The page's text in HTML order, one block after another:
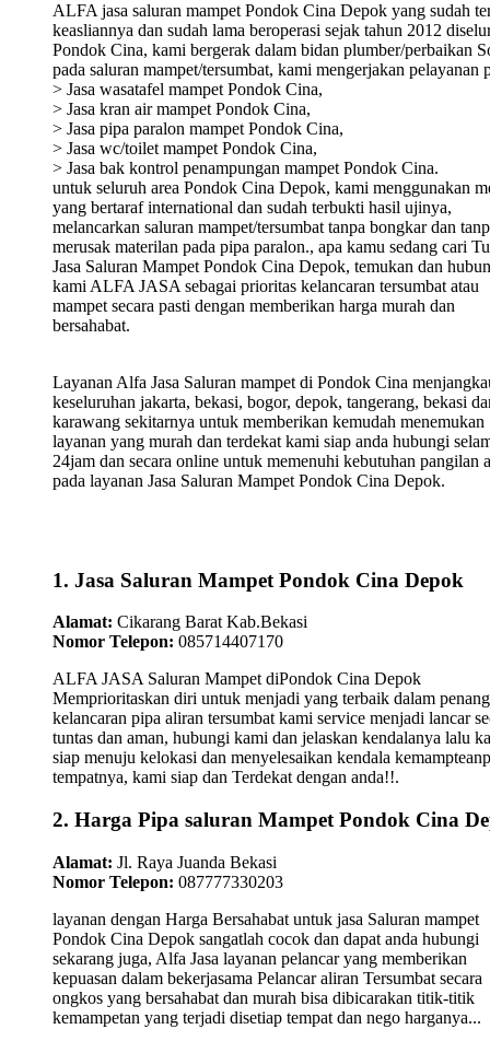
ALFA jasa saluran mampet Pondok Cina Depok yang sudah
keasliannya dan sudah lama beroperasi sejak tahun 2012
Pondok Cina, kami bergerak dalam bidan plumber/perbaikan
pada saluran mampet/tersumbat, kami mengerjakan pelayanan
> Jasa wasatafel mampet Pondok Cina,
> Jasa kran air mampet Pondok Cina,
> Jasa pipa paralon mampet Pondok Cina,
> Jasa wc/toilet mampet Pondok Cina,
> Jasa bak kontrol penampungan mampet Pondok Cina.
untuk seluruh area Pondok Cina Depok, kami menggunakan
yang bertaraf international dan sudah terbukti hasil ujinya,
melancarkan saluran mampet/tersumbat tanpa bongkar dan
merusak materilan pada pipa paralon., apa kamu sedang cari
Jasa Saluran Mampet Pondok Cina Depok, temukan dan
kami ALFA JASA sebagai prioritas kelancaran tersumbat atau
mampet secara pasti dengan memberikan harga murah dan
bersahabat.
Layanan Alfa Jasa Saluran mampet di Pondok Cina
keseluruhan jakarta, bekasi, bogor, depok, tangerang, bekasi
karawang sekitarnya untuk memberikan kemudah menemukan
layanan yang murah dan terdekat kami siap anda hubungi
24jam dan secara online untuk memenuhi kebutuhan pangilan
pada layanan Jasa Saluran Mampet Pondok Cina Depok.
1. Jasa Saluran Mampet Pondok Cina Depok
Alamat: Cikarang Barat Kab.Bekasi
Nomor Telepon: 085714407170
ALFA JASA Saluran Mampet diPondok Cina Depok
Memprioritaskan diri untuk menjadi yang terbaik dalam
kelancaran pipa aliran tersumbat kami service menjadi lancar
tuntas dan aman, hubungi kami dan jelaskan kendalanya lalu
siap menuju kelokasi dan menyelesaikan kendala
tempatnya, kami siap dan Terdekat dengan anda!!.
2. Harga Pipa saluran Mampet Pondok Cina
Alamat: Jl. Raya Juanda Bekasi
Nomor Telepon: 087777330203
layanan dengan Harga Bersahabat untuk jasa Saluran mampet
Pondok Cina Depok sangatlah cocok dan dapat anda hubungi
sekarang juga, Alfa Jasa layanan pelancar yang memberikan
kepuasan dalam bekerjasama Pelancar aliran Tersumbat secara
ongkos yang bersahabat dan murah bisa dibicarakan titik-titik
kemampetan yang terjadi disetiap tempat dan nego harganya...